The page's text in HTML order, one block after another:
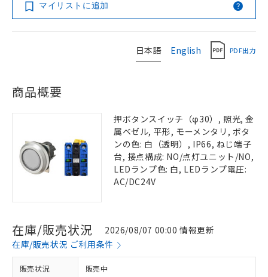
マイリストに追加
日本語 English PDF出力
商品概要
押ボタンスイッチ（φ30）, 照光, 金
属ベゼル, 平形, モーメンタリ, ボタ
ンの色: 白（透明）, IP66, ねじ端子
台, 接点構成: NO/点灯ユニット/NO,
LEDランプ色: 白, LEDランプ電圧:
AC/DC24V
在庫/販売状況
2026/08/07 00:00 情報更新
在庫/販売状況 ご利用条件
販売状況 販売中